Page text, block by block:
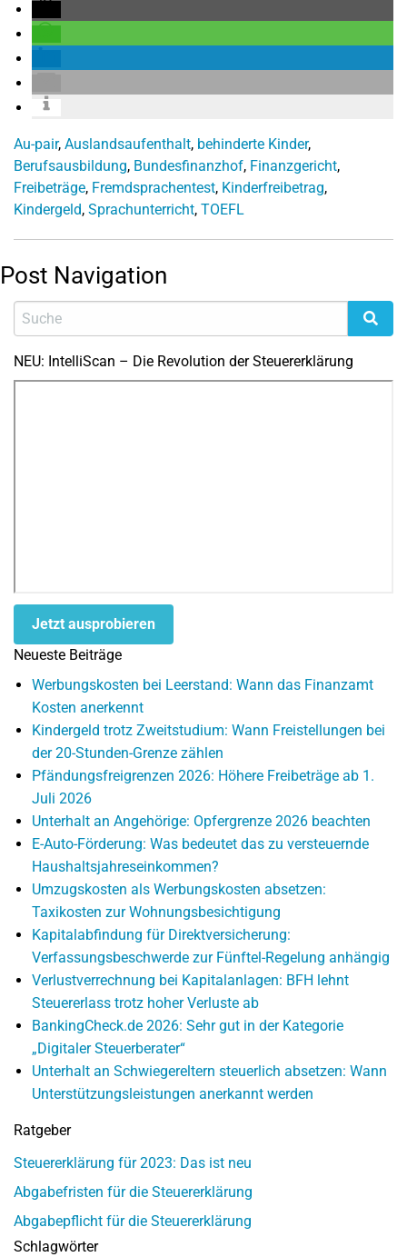
Au-pair, Auslandsaufenthalt, behinderte Kinder,
Berufsausbildung, Bundesfinanzhof, Finanzgericht,
Freibeträge, Fremdsprachentest, Kinderfreibetrag,
Kindergeld, Sprachunterricht, TOEFL
Post Navigation
NEU: IntelliScan – Die Revolution der Steuererklärung
Jetzt ausprobieren
Neueste Beiträge
Werbungskosten bei Leerstand: Wann das Finanzamt
Kosten anerkennt
Kindergeld trotz Zweitstudium: Wann Freistellungen bei
der 20-Stunden-Grenze zählen
Pfändungsfreigrenzen 2026: Höhere Freibeträge ab 1.
Juli 2026
Unterhalt an Angehörige: Opfergrenze 2026 beachten
E-Auto-Förderung: Was bedeutet das zu versteuernde
Haushaltsjahreseinkommen?
Umzugskosten als Werbungskosten absetzen:
Taxikosten zur Wohnungsbesichtigung
Kapitalabfindung für Direktversicherung:
Verfassungsbeschwerde zur Fünftel-Regelung anhängig
Verlustverrechnung bei Kapitalanlagen: BFH lehnt
Steuererlass trotz hoher Verluste ab
BankingCheck.de 2026: Sehr gut in der Kategorie
„Digitaler Steuerberater“
Unterhalt an Schwiegereltern steuerlich absetzen: Wann
Unterstützungsleistungen anerkannt werden
Ratgeber
Steuererklärung für 2023: Das ist neu
Abgabefristen für die Steuererklärung
Abgabepflicht für die Steuererklärung
Schlagwörter